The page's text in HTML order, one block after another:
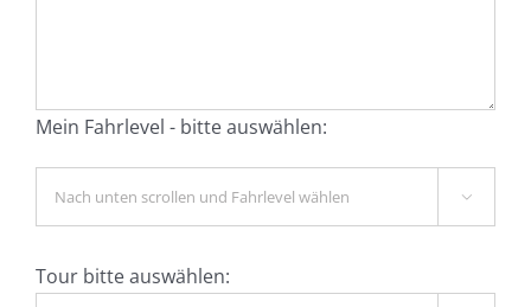
Mein Fahrlevel - bitte auswählen:

Tour bitte auswählen: